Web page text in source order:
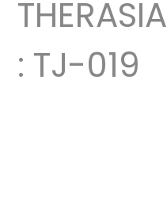
THERASIA
: TJ-019